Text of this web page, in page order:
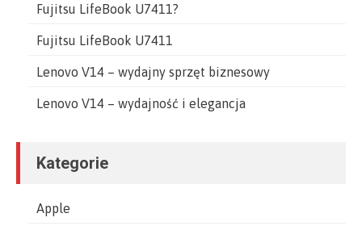
Fujitsu LifeBook U7411?
Fujitsu LifeBook U7411
Lenovo V14 – wydajny sprzęt biznesowy
Lenovo V14 – wydajność i elegancja
Kategorie
Apple